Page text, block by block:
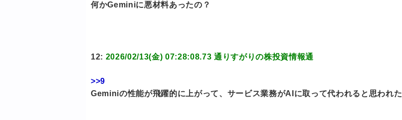
何かGeminiに悪材料あったの？
12: 2026/02/13(金) 07:28:08.73 通りすがりの株投資情報通
>>9
Geminiの性能が飛躍的に上がって、サービス業務がAIに取って代われると思われた